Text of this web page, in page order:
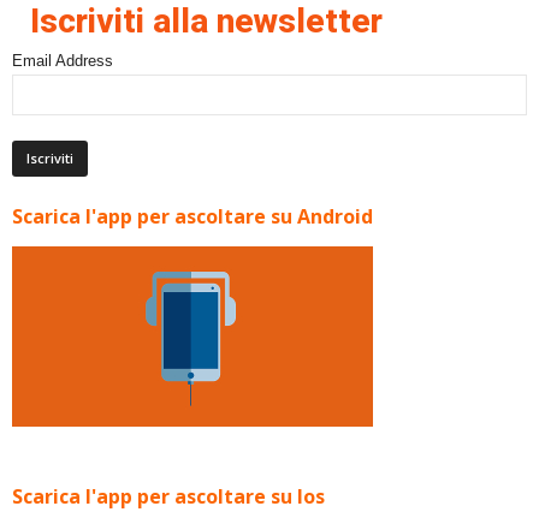
Iscriviti alla newsletter
Email Address
Scarica l'app per ascoltare su Android
Scarica l'app per ascoltare su Ios